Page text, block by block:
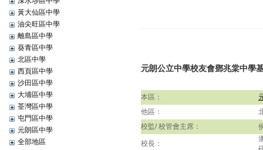
黃大仙區中學
油尖旺區中學
離島區中學
葵青區中學
北區中學
西頁區中學
沙田區中學
大埔區中學
荃灣區中學
屯門區中學
元朗區中學
全部地區
元朗公立中學校友會鄧兆棠中學
本區：
他區：
校監/ 校管會主席：
校長：